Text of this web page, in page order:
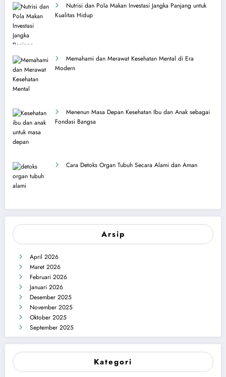
Nutrisi dan Pola Makan Investasi Jangka Panjang untuk
Kualitas Hidup
Memahami dan Merawat Kesehatan Mental di Era
Modern
Menenun Masa Depan Kesehatan Ibu dan Anak sebagai
Fondasi Bangsa
Cara Detoks Organ Tubuh Secara Alami dan Aman
Arsip
April 2026
Maret 2026
Februari 2026
Januari 2026
Desember 2025
November 2025
Oktober 2025
September 2025
Kategori